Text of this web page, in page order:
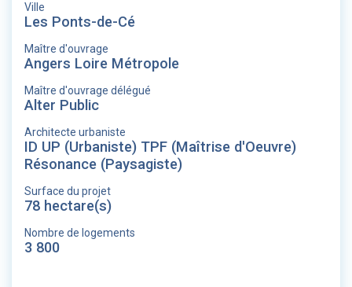
Ville
Les Ponts-de-Cé
Maître d'ouvrage
Angers Loire Métropole
Maître d'ouvrage délégué
Alter Public
Architecte urbaniste
ID UP (Urbaniste) TPF (Maîtrise d'Oeuvre)
Résonance (Paysagiste)
Surface du projet
78 hectare(s)
Nombre de logements
3 800